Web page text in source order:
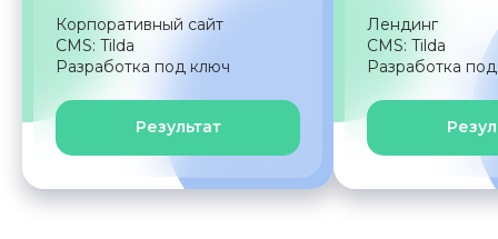
Корпоративный сайт
CMS: Tilda
Разработка под ключ
Результат
Лендинг
CMS: Tilda
Разработка
Если нужно быстро
решить одну задачу или
внести правки
Разовая
поддержка